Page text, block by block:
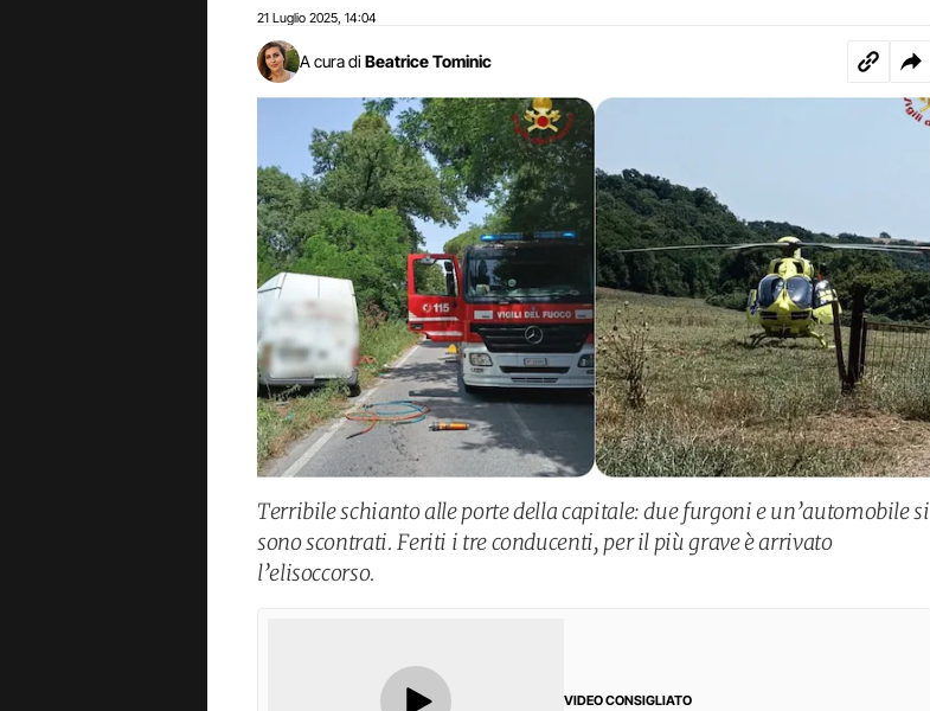
21 Luglio 2025 14:04
A cura di Beatrice Tominic
Terribile schianto alle porte della capitale: due furgoni e un’automobile si
sono scontrati. Feriti i tre conducenti, per il più grave è arrivato
l’elisoccorso.
VIDEO CONSIGLIATO